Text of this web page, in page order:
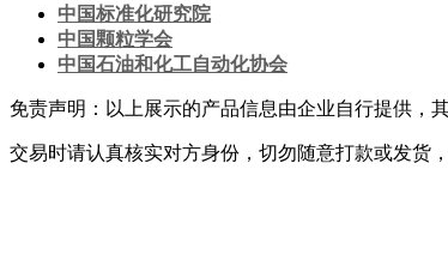
中国标准化研究院
中国颗粒学会
中国石油和化工自动化协会
免责声明：以上展示的产品信息由企业自行提供，
交易时请认真核实对方身份，切勿随意打款或发货